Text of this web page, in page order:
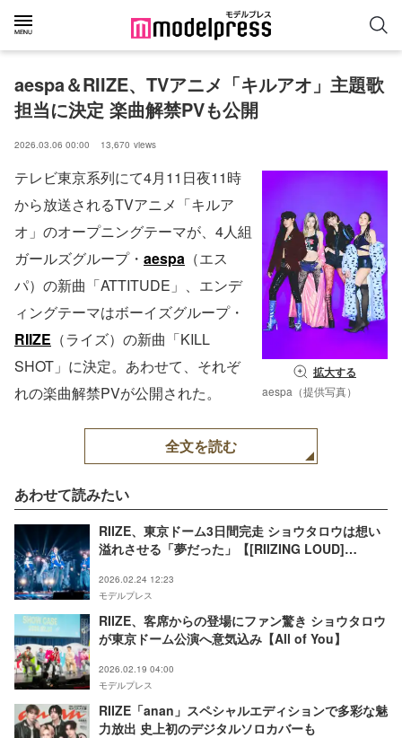
aespa＆RIIZE、TVアニメ「キルアオ」主題歌
担当に決定 楽曲解禁PVも公開
2026.03.06 00:00 13,670 views
拡大する
aespa（提供写真）
テレビ東京系列にて4月11日夜11時
から放送されるTVアニメ「キルア
オ」のオープニングテーマが、4人組
ガールズグループ・ aespa （エス
パ）の新曲「ATTITUDE」、エンデ
ィングテーマはボーイズグループ・
RIIZE （ライズ）の新曲「KILL
SHOT」に決定。あわせて、それぞ
れの楽曲解禁PVが公開された。
全文を読む
あわせて読みたい
RIIZE、東京ドーム3日間完走 ショウタロウは想い
溢れさせる「夢だった」【[RIIZING LOUD]
2026.02.24 12:23
モデルプレス
RIIZE、客席からの登場にファン驚き ショウタロウ
が東京ドーム公演へ意気込み【All of You】
2026.02.19 04:00
モデルプレス
RIIZE「anan」スペシャルエディションで多彩な魅
力放出 史上初のデジタルソロカバーも